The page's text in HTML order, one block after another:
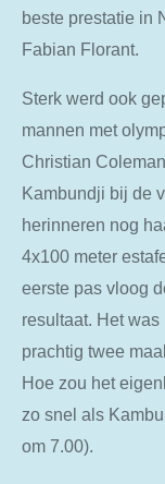
beste prestatie in
Fabian Florant.
Sterk werd ook
mannen met
Christian
Kambundji bij de
herinneren nog
4x100 meter
eerste pas vloog
resultaat. Het
prachtig twee
Hoe zou het
zo snel als
om 7.00).